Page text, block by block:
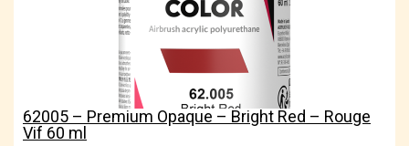
62005 – Premium Opaque – Bright Red – Rouge
Vif 60 ml